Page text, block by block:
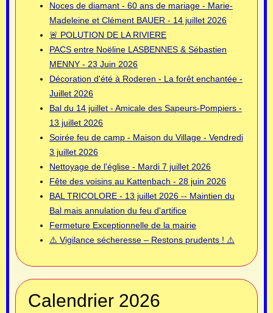
Noces de diamant - 60 ans de mariage - Marie-
Madeleine et Clément BAUER - 14 juillet 2026
🚨 POLUTION DE LA RIVIERE
PACS entre Noëline LASBENNES & Sébastien
MENNY - 23 Juin 2026
Décoration d'été à Roderen - La forêt enchantée -
Juillet 2026
Bal du 14 juillet - Amicale des Sapeurs-Pompiers -
13 juillet 2026
Soirée feu de camp - Maison du Village - Vendredi
3 juillet 2026
Nettoyage de l'église - Mardi 7 juillet 2026
Fête des voisins au Kattenbach - 28 juin 2026
BAL TRICOLORE - 13 juillet 2026 -- Maintien du
Bal mais annulation du feu d'artifice
Fermeture Exceptionnelle de la mairie
⚠️ Vigilance sécheresse – Restons prudents ! ⚠️
Calendrier 2026